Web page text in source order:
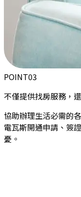
POINT03
不僅提供找房服務，
協助辦理生活必需的
電瓦斯開通申請、簽
憂。